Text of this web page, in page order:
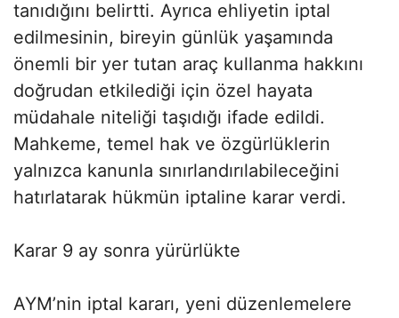
tanıdığını belirtti. Ayrıca ehliyetin iptal
edilmesinin, bireyin günlük yaşamında
önemli bir yer tutan araç kullanma hakkını
doğrudan etkilediği için özel hayata
müdahale niteliği taşıdığı ifade edildi.
Mahkeme, temel hak ve özgürlüklerin
yalnızca kanunla sınırlandırılabileceğini
hatırlatarak hükmün iptaline karar verdi.
Karar 9 ay sonra yürürlükte
AYM’nin iptal kararı, yeni düzenlemelere